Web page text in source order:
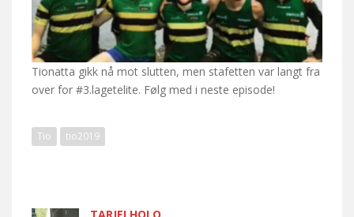
Tionatta gikk nå mot slutten, men stafetten var langt fra
over for #3.lagetelite. Følg med i neste episode!
Tio tio2019
TARJEI HOLO